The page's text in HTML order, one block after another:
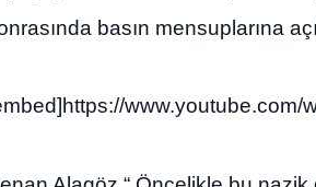
basın mensuplarına
www.youtube.com/